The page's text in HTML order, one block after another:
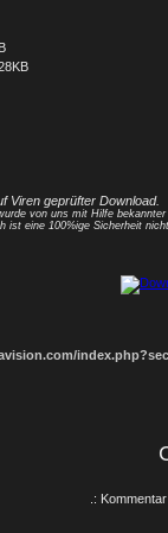
Viren geprüfter Download.
von uns mit Hilfe bekannter
ist eine 100%ige Sicherheit
.: